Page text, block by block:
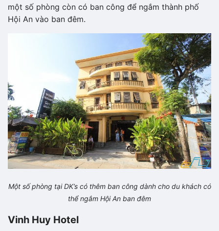
một số phòng còn có ban công để ngắm thành phố
Hội An vào ban đêm.
Một số phòng tại DK’s có thêm ban công dành cho du khách có
thể ngắm Hội An ban đêm
Vinh Huy Hotel